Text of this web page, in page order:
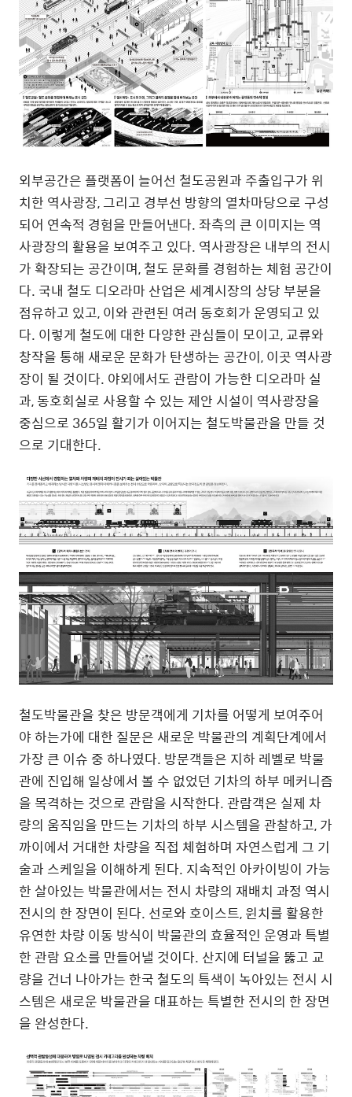
외부공간은 플랫폼이 늘어선 철도공원과 주출입구가 위
치한 역사광장,그리고 경부선 방향의 열차마당으로 구성
되어 연속적 경험을 만들어낸다.좌측의 큰 이미지는 역
사광장의 활용을 보여주고 있다. 역사광장은 내부의 전시
가 확장되는 공간이며,철도 문화를 경험하는 체험 공간이
다. 국내 철도 디오라마 산업은 세계시장의 상당 부분을
점유하고 있고,이와 관련된 여러 동호회가 운영되고 있
다. 이렇게 철도에 대한 다양한 관심들이 모이고,교류와
창작을 통해 새로운 문화가 탄생하는 공간이,이곳 역사광
장이 될 것이다. 야외에서도 관람이 가능한 디오라마 실
과,동호회실로 사용할 수 있는 제안 시설이 역사광장을
중심으로 365일 활기가 이어지는 철도박물관을 만들 것
으로 기대한다.
철도박물관을 찾은 방문객에게 기차를 어떻게 보여주어
야 하는가에 대한 질문은 새로운 박물관의 계획단계에서
가장 큰 이슈 중 하나였다. 방문객들은 지하 레벨로 박물
관에 진입해 일상에서 볼 수 없었던 기차의 하부 메커니즘
을 목격하는 것으로 관람을 시작한다.관람객은 실제 차
량의 움직임을 만드는 기차의 하부 시스템을 관찰하고,가
까이에서 거대한 차량을 직접 체험하며 자연스럽게 그 기
술과 스케일을 이해하게 된다. 지속적인 아카이빙이 가능
한 살아있는 박물관에서는 전시 차량의 재배치 과정 역시
전시의 한 장면이 된다. 선로와 호이스트,윈치를 활용한
유연한 차량 이동 방식이 박물관의 효율적인 운영과 특별
한 관람 요소를 만들어낼 것이다. 산지에 터널을 뚫고 교
량을 건너 나아가는 한국 철도의 특색이 녹아있는 전시 시
스템은 새로운 박물관을 대표하는 특별한 전시의 한 장면
을 완성한다.